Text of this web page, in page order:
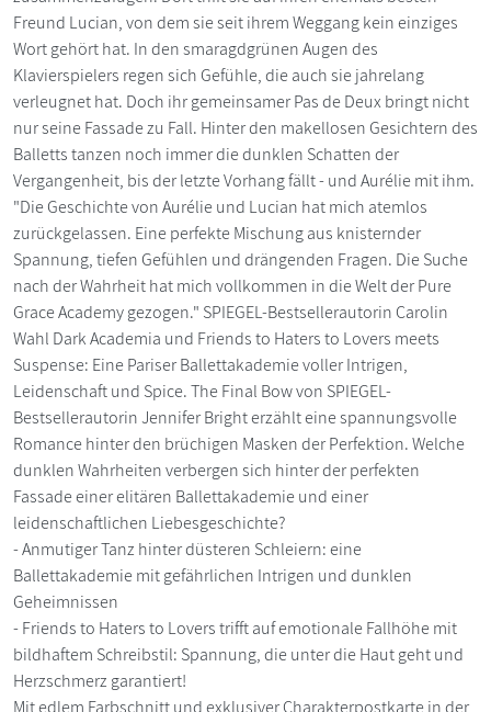
Freund Lucian, von dem sie seit ihrem Weggang kein einziges
Wort gehört hat. In den smaragdgrünen Augen des
Klavierspielers regen sich Gefühle, die auch sie jahrelang
verleugnet hat. Doch ihr gemeinsamer Pas de Deux bringt nicht
nur seine Fassade zu Fall. Hinter den makellosen Gesichtern des
Balletts tanzen noch immer die dunklen Schatten der
Vergangenheit, bis der letzte Vorhang fällt - und Aurélie mit ihm.
"Die Geschichte von Aurélie und Lucian hat mich atemlos
zurückgelassen. Eine perfekte Mischung aus knisternder
Spannung, tiefen Gefühlen und drängenden Fragen. Die Suche
nach der Wahrheit hat mich vollkommen in die Welt der Pure
Grace Academy gezogen." SPIEGEL-Bestsellerautorin Carolin
Wahl Dark Academia und Friends to Haters to Lovers meets
Suspense: Eine Pariser Ballettakademie voller Intrigen,
Leidenschaft und Spice. The Final Bow von SPIEGEL-
Bestsellerautorin Jennifer Bright erzählt eine spannungsvolle
Romance hinter den brüchigen Masken der Perfektion. Welche
dunklen Wahrheiten verbergen sich hinter der perfekten
Fassade einer elitären Ballettakademie und einer
leidenschaftlichen Liebesgeschichte?
- Anmutiger Tanz hinter düsteren Schleiern: eine
Ballettakademie mit gefährlichen Intrigen und dunklen
Geheimnissen
- Friends to Haters to Lovers trifft auf emotionale Fallhöhe mit
bildhaftem Schreibstil: Spannung, die unter die Haut geht und
Herzschmerz garantiert!
Mit edlem Farbschnitt und exklusiver Charakterpostkarte in der